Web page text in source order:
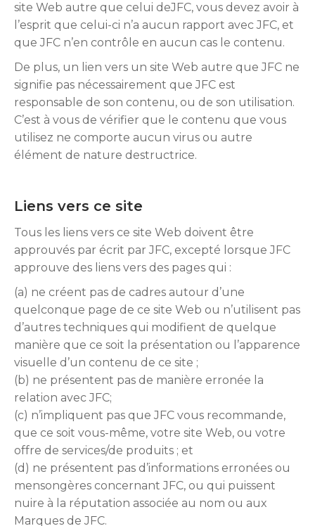
site Web autre que celui deJFC, vous devez avoir à
l’esprit que celui-ci n’a aucun rapport avec JFC, et
que JFC n’en contrôle en aucun cas le contenu.
De plus, un lien vers un site Web autre que JFC ne
signifie pas nécessairement que JFC est
responsable de son contenu, ou de son utilisation.
C’est à vous de vérifier que le contenu que vous
utilisez ne comporte aucun virus ou autre
élément de nature destructrice.
Liens vers ce site
Tous les liens vers ce site Web doivent être
approuvés par écrit par JFC, excepté lorsque JFC
approuve des liens vers des pages qui :
(a) ne créent pas de cadres autour d’une
quelconque page de ce site Web ou n’utilisent pas
d’autres techniques qui modifient de quelque
manière que ce soit la présentation ou l’apparence
visuelle d’un contenu de ce site ;
(b) ne présentent pas de manière erronée la
relation avec JFC;
(c) n’impliquent pas que JFC vous recommande,
que ce soit vous-même, votre site Web, ou votre
offre de services/de produits ; et
(d) ne présentent pas d’informations erronées ou
mensongères concernant JFC, ou qui puissent
nuire à la réputation associée au nom ou aux
Marques de JFC.